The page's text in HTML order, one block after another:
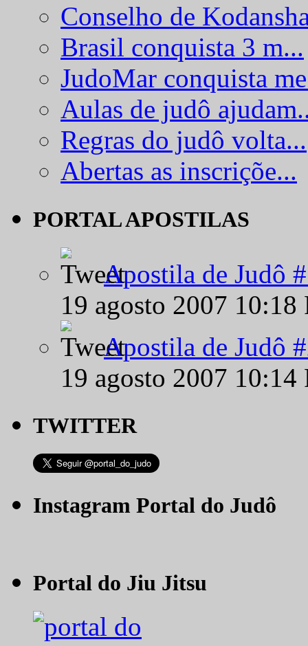
Conselho de
Brasil conquista 3 m...
JudoMar conquista
Aulas de judô
Regras do judô volta...
Abertas as inscriçõe...
PORTAL APOSTILAS
Apostila de Judô
19 agosto 2007
Apostila de Judô
19 agosto 2007
TWITTER
Instagram Portal do Judô
Portal do Jiu Jitsu